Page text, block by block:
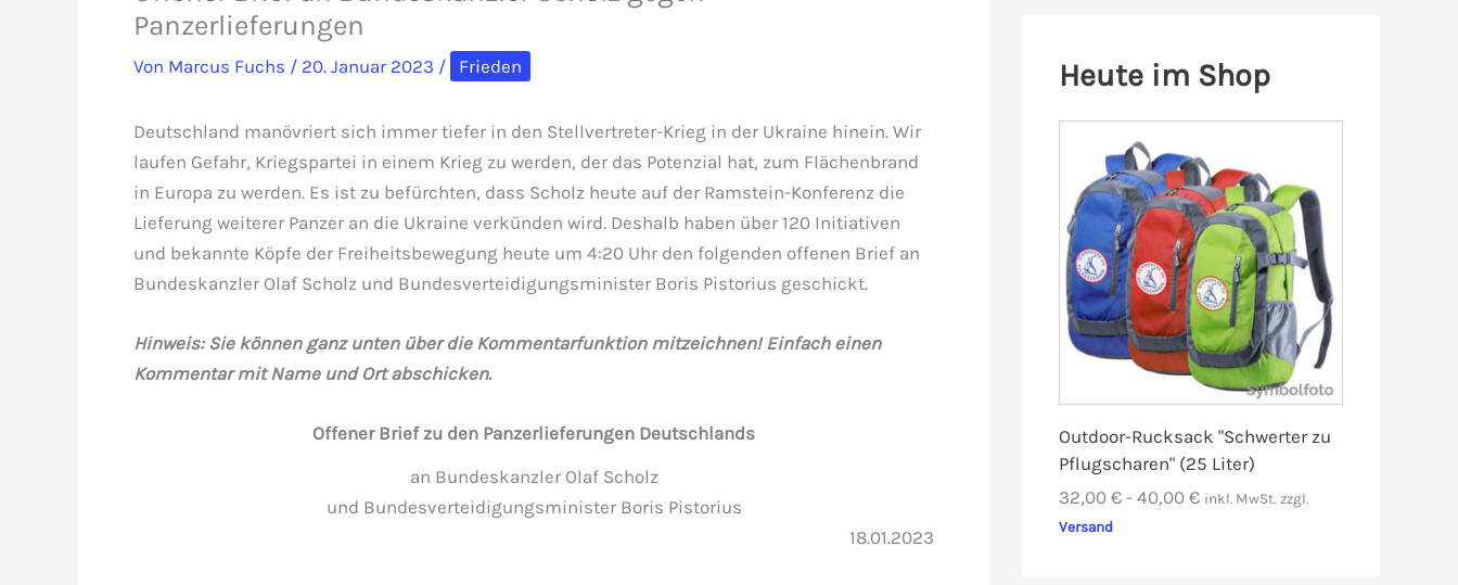
Panzerlieferungen
Von Marcus Fuchs / 20. Januar 2023 / Frieden
Deutschland manövriert sich immer tiefer in den Stellvertreter-Krieg in der Ukraine hinein. Wir
laufen Gefahr, Kriegspartei in einem Krieg zu werden, der das Potenzial hat, zum Flächenbrand
in Europa zu werden. Es ist zu befürchten, dass Scholz heute auf der Ramstein-Konferenz die
Lieferung weiterer Panzer an die Ukraine verkünden wird. Deshalb haben über 120 Initiativen
und bekannte Köpfe der Freiheitsbewegung heute um 4:20 Uhr den folgenden offenen Brief an
Bundeskanzler Olaf Scholz und Bundesverteidigungsminister Boris Pistorius geschickt.
Hinweis: Sie können ganz unten über die Kommentarfunktion mitzeichnen! Einfach einen
Kommentar mit Name und Ort abschicken.
Offener Brief zu den Panzerlieferungen Deutschlands
an Bundeskanzler Olaf Scholz
und Bundesverteidigungsminister Boris Pistorius
18.01.2023
Heute im Shop
Outdoor-Rucksack "Schwerter zu
Pflugscharen" (25 Liter)
32,00 € - 40,00 € inkl. MwSt. zzgl.
Versand